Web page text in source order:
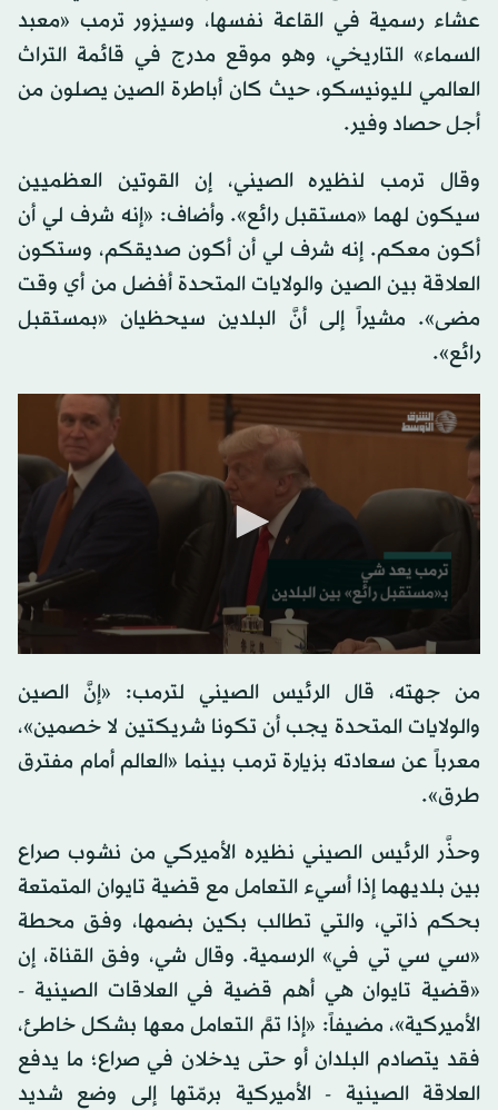
عشاء رسمية في القاعة نفسها، وسيزور ترمب «معبد
السماء» التاريخي، وهو موقع مدرج في قائمة التراث
العالمي لليونيسكو، حيث كان أباطرة الصين يصلون من
أجل حصاد وفير.
وقال ترمب لنظيره الصيني، إن القوتين العظميين
سيكون لهما «مستقبل رائع». وأضاف: «إنه شرف لي أن
أكون معكم. إنه شرف لي أن أكون صديقكم، وستكون
العلاقة بين الصين والولايات المتحدة أفضل من أي وقت
مضى». مشيراً إلى أنَّ البلدين سيحظيان «بمستقبل
رائع».
seconds
of
seconds
من جهته، قال الرئيس الصيني لترمب: «إنَّ الصين
والولايات المتحدة يجب أن تكونا شريكتين لا خصمين»،
معرباً عن سعادته بزيارة ترمب بينما «العالم أمام مفترق
طرق».
وحذَّر الرئيس الصيني نظيره الأميركي من نشوب صراع
بين بلديهما إذا أسيء التعامل مع قضية تايوان المتمتعة
بحكم ذاتي، والتي تطالب بكين بضمها، وفق محطة
«سي سي تي في» الرسمية. وقال شي، وفق القناة، إن
«قضية تايوان هي أهم قضية في العلاقات الصينية -
الأميركية»، مضيفاً: «إذا تمَّ التعامل معها بشكل خاطئ،
فقد يتصادم البلدان أو حتى يدخلان في صراع؛ ما يدفع
العلاقة الصينية - الأميركية برمّتها إلى وضع شديد